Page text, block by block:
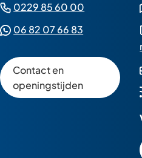
0229 85 60 00
06 82 07 66 83
een
Whatsapp
Contact en
openingstijden